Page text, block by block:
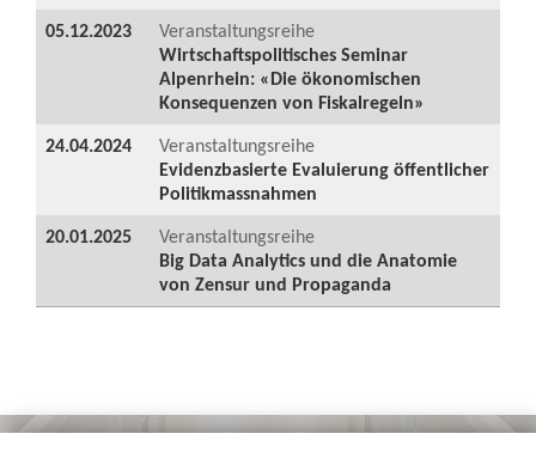
05.12.2023
Veranstaltungsreihe
Wirtschaftspolitisches Seminar
Alpenrhein: «Die ökonomischen
Konsequenzen von Fiskalregeln»
24.04.2024
Veranstaltungsreihe
Evidenzbasierte Evaluierung öffentlicher
Politikmassnahmen
20.01.2025
Veranstaltungsreihe
Big Data Analytics und die Anatomie
von Zensur und Propaganda